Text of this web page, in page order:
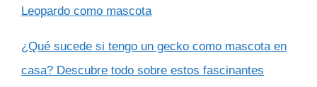
Leopardo como mascota
¿Qué sucede si tengo un gecko como mascota en
casa? Descubre todo sobre estos fascinantes